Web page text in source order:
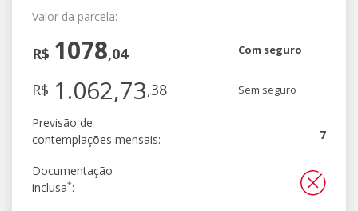
Valor da parcela:
R$ 1078,04 Com seguro
R$ 1.062,73,38 Sem seguro
Previsão de
contemplações mensais:
7
Documentação
inclusa*: